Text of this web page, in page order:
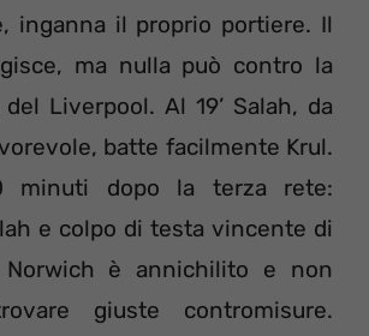
inganna il proprio portiere. Il
ma nulla può contro la
Liverpool. Al 19’ Salah, da
batte facilmente Krul.
minuti dopo la terza rete:
e colpo di testa vincente di
è annichilito e non
giuste contromisure.